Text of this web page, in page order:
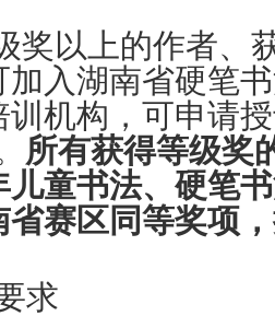
奖以上的作者、
入湖南省硬笔
机构，可申请
所有获得等级奖
儿童书法、硬笔
赛区同等奖项
求